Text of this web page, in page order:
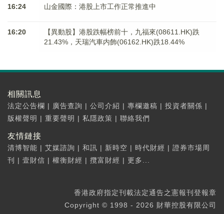
16:24 山金國際：港股上市工作正常推進中
16:20
【異動股】港股跌幅榜前十，九福來(08611.HK)跌
21.43%，天瑞汽車内飾(06162.HK)跌18.44%
相關訊息
法定公告欄 | 廣告查詢 | 公司介紹 | 專欄邀稿 | 投資者關係 |
版權聲明 | 重要聲明 | 私隱政策 | 聯絡我們
友情鏈接
清博智能 | 艾媒諮詢 | 和訊 | 新時空 | 時代財經 | 證券市場周
刊
| 壹財信 | 權衡財經 | 攬富財經 | 更多...
香港政府指定刊載法定通告之憲報刊登報章
Copyright © 1998 - 2026 財華控股有限公司